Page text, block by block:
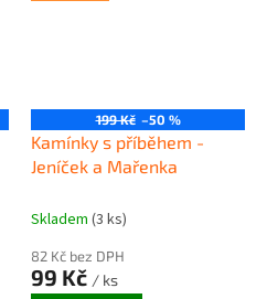
199 Kč –50 %
Kamínky s příběhem -
Jeníček a Mařenka
Skladem (3 ks)
82 Kč bez DPH
99 Kč / ks